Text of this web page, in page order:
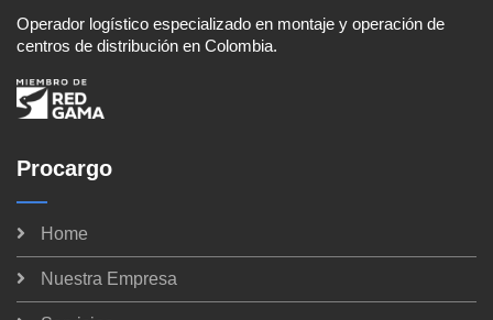
Operador logístico especializado en montaje y operación de
centros de distribución en Colombia.
Procargo
Home
Nuestra Empresa